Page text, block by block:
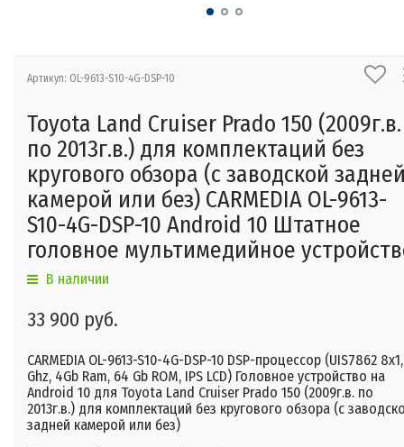
Артикул: OL-9613-S10-4G-DSP-10
Toyota Land Cruiser Prado 150 (2009г.в.
по 2013г.в.) для комплектаций без
кругового обзора (с заводской
камерой или без) CARMEDIA OL-9613-
S10-4G-DSP-10 Android 10 Штатное
головное мультимедийное
В наличии
33 900 руб.
CARMEDIA OL-9613-S10-4G-DSP-10 DSP-процессор (UIS7862
Ghz, 4Gb Ram, 64 Gb ROM, IPS LCD) Головное устройство на
Android 10 для Toyota Land Cruiser Prado 150 (2009г.в. по
2013г.в.) для комплектаций без кругового обзора (с
задней камерой или без)